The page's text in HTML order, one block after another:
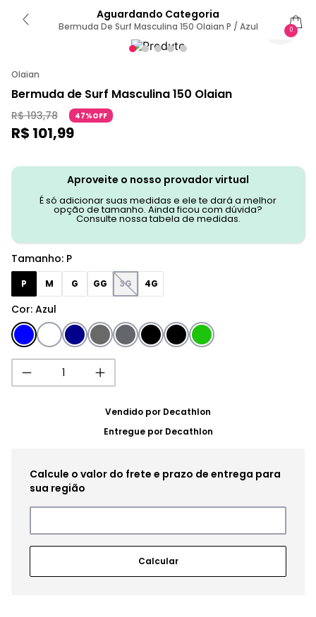
Aguardando Categoria
Bermuda De Surf Masculina 150 Olaian P / Azul 0
Olaian
Bermuda de Surf Masculina 150 Olaian
R$ 193,78 47%OFF
R$ 101,99
Aproveite o nosso provador virtual
É só adicionar suas medidas e ele te dará a melhor
opção de tamanho. Ainda ficou com dúvida?
Consulte nossa tabela de medidas.
Cor: Azul
Tamanho: P
P M G GG 3G 4G
Vendido por Decathlon
Entregue por Decathlon